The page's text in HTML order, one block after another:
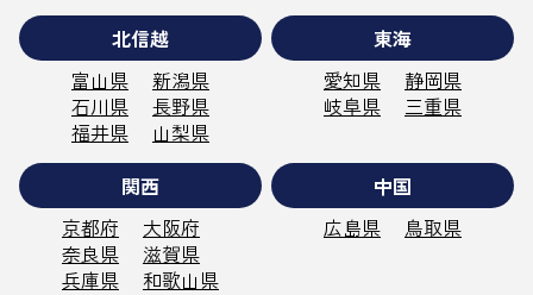
北信越
富山県
石川県
福井県
新潟県
長野県
山梨県
東海
愛知県
岐阜県
静岡県
三重県
関西
京都府
奈良県
兵庫県
大阪府
滋賀県
和歌山県
中国
広島県
鳥取県